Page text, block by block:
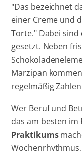
"Das bezeichnet
einer Creme und
Torte." Dabei sind
gesetzt. Neben
Marzipan
regelmäßig
Wer Beruf und
das am besten im
Praktikums